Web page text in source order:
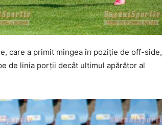
care a primit mingea în poziţie de off-side,
de linia porţii decât ultimul apărător al